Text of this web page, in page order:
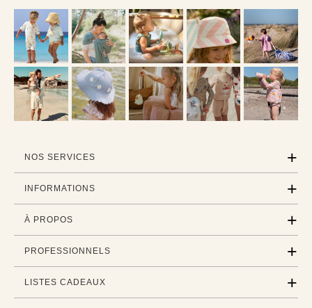
NOS SERVICES
INFORMATIONS
À PROPOS
PROFESSIONNELS
LISTES CADEAUX